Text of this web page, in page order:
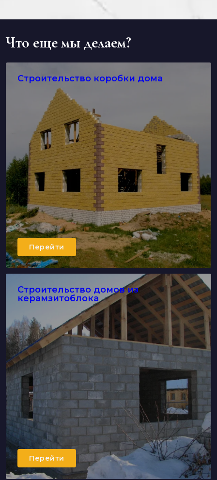
Что еще мы делаем?
Строительство коробки дома
Перейти
Строительство домов из
керамзитоблока
Перейти